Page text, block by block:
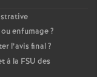
enfumage?
l’avis final?
à la FSU des